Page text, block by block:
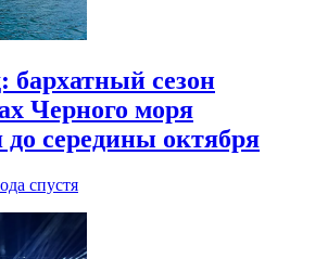
бархатный сезон
Черного моря
до середины октября
спустя